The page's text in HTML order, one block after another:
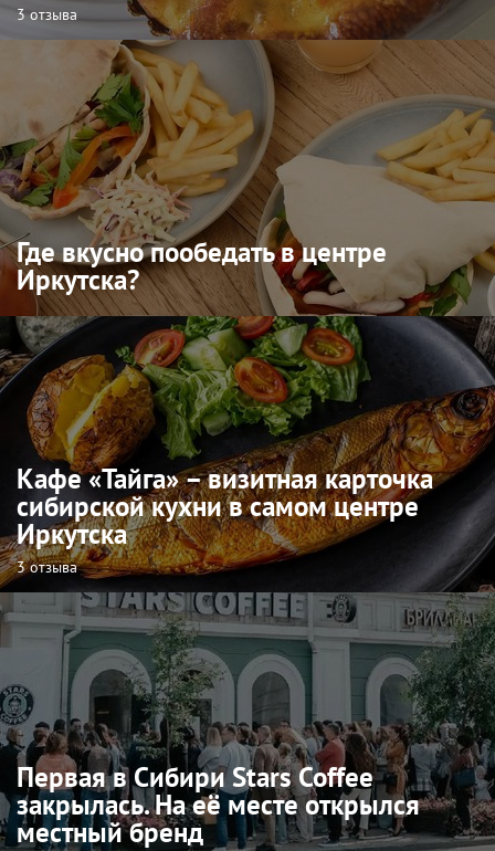
3 отзыва
Где вкусно пообедать в центре
Иркутска?
Кафе «Тайга» – визитная карточка
сибирской кухни в самом центре
Иркутска
3 отзыва
Первая в Сибири Stars Coffee
закрылась. На её месте открылся
местный бренд